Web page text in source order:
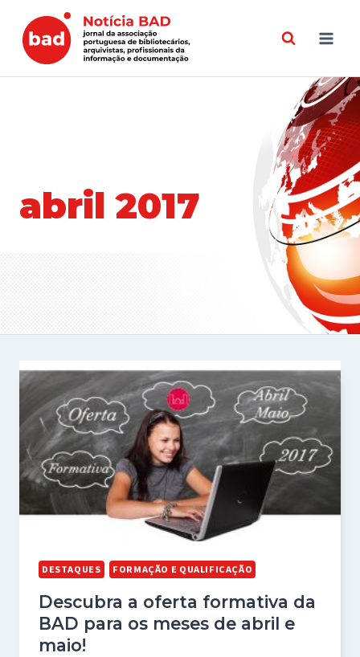
content
abril 2017
DESTAQUES FORMAÇÃO E QUALIFICAÇÃO
Descubra a oferta formativa da
BAD para os meses de abril e
maio!